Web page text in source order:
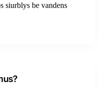
siurblys be vandens